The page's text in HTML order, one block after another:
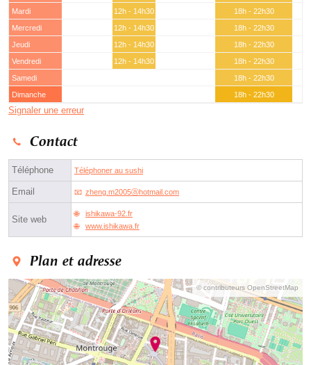
Mardi
12h - 14h30
18h - 22h30
Mercredi
12h - 14h30
18h - 22h30
Jeudi
12h - 14h30
18h - 22h30
Vendredi
12h - 14h30
18h - 22h30
Samedi
18h - 22h30
Dimanche
18h - 22h30
Signaler une erreur
Contact
Téléphone Téléphoner au sushi
Email zheng.m2005ⓐhotmail.com
Site web
ishikawa-92.fr
www.ishikawa.fr
Plan et adresse
© contributeurs OpenStreetMap